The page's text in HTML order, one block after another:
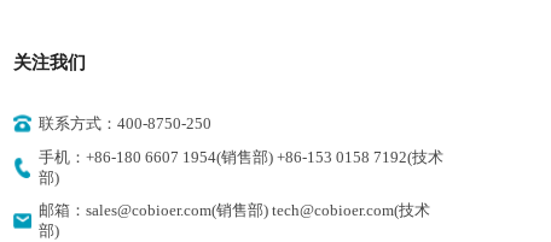
关注我们
联系方式：400-8750-250
手机：+86-180 6607 1954(销售部) +86-153 0158 7192(技术
部)
邮箱：sales@cobioer.com(销售部) tech@cobioer.com(技术
部)